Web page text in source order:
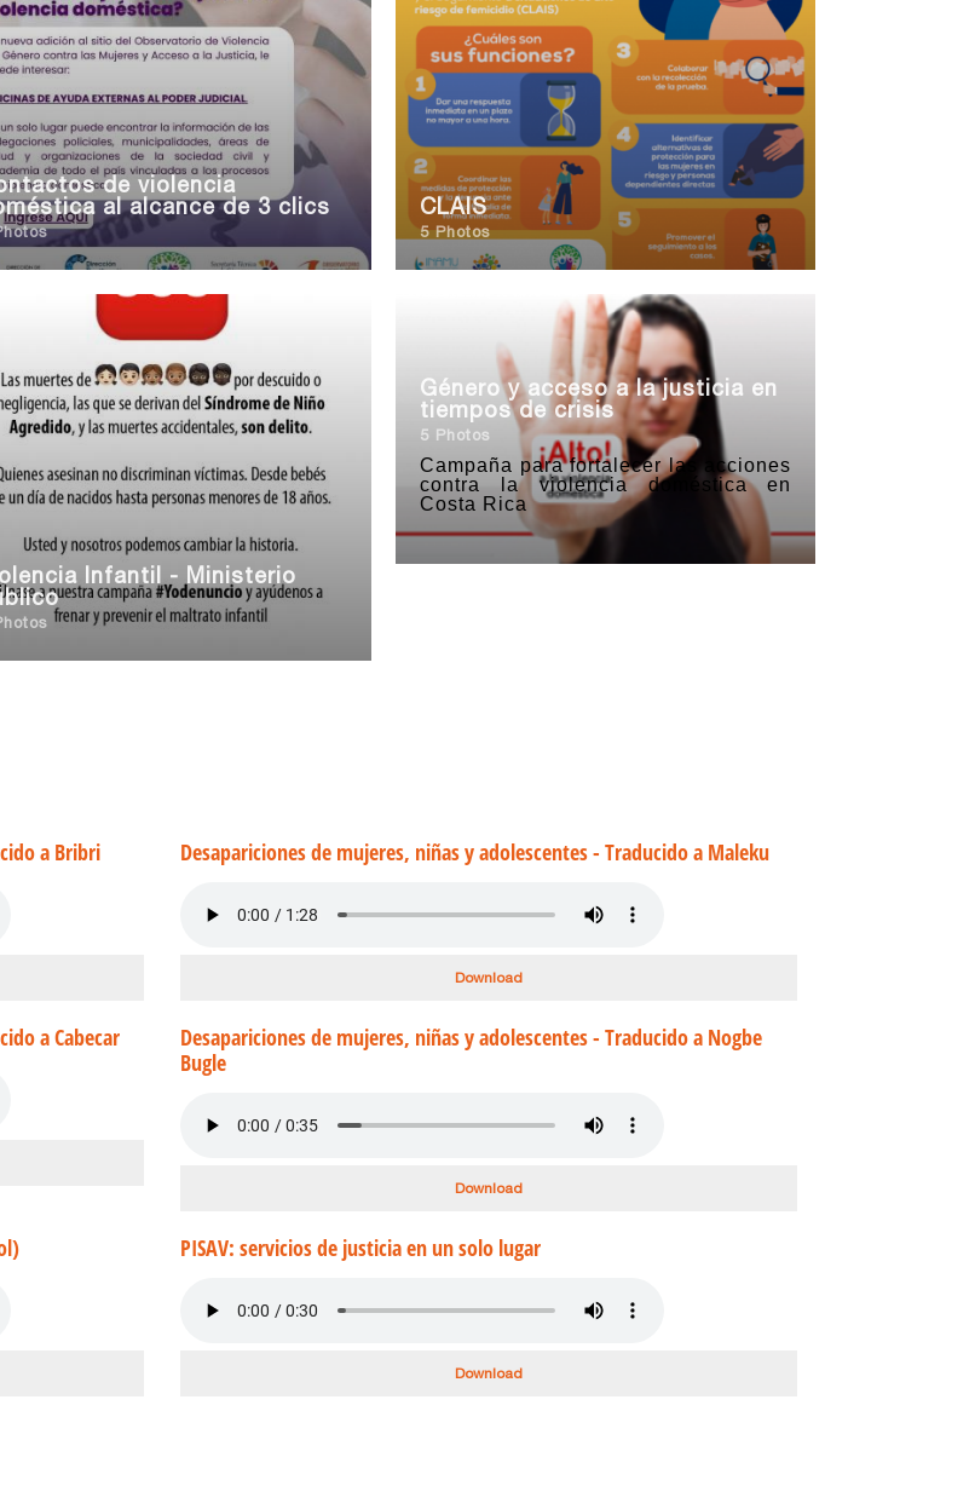
de violencia
al alcance de 3 clics
CLAIS
5 Photos
Infantil - Ministerio
Género y acceso a la justicia en
tiempos de crisis
5 Photos
Campaña para fortalecer las acciones
contra la violencia doméstica en
Costa Rica
a Bribri Desapariciones de mujeres, niñas y adolescentes - Traducido a Maleku
Download
a Cabecar
Desapariciones de mujeres, niñas y adolescentes - Traducido a Nogbe
Bugle
Download
PISAV: servicios de justicia en un solo lugar
Download